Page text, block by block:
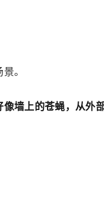
。
墙上的苍蝇，从外部